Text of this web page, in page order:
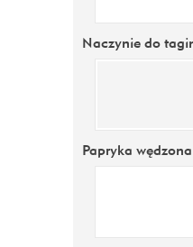
Naczynie do
Papryka wędzona